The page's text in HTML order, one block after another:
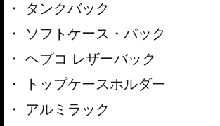
&エラーより導きだされた耐衝撃性に優
ージを防ぐだけでなく、衝撃を多点に分
果が期待できます。
タンクバック
ソフトケース・バック
ヘプコ レザーバック
トップケースホルダー
アルミラック